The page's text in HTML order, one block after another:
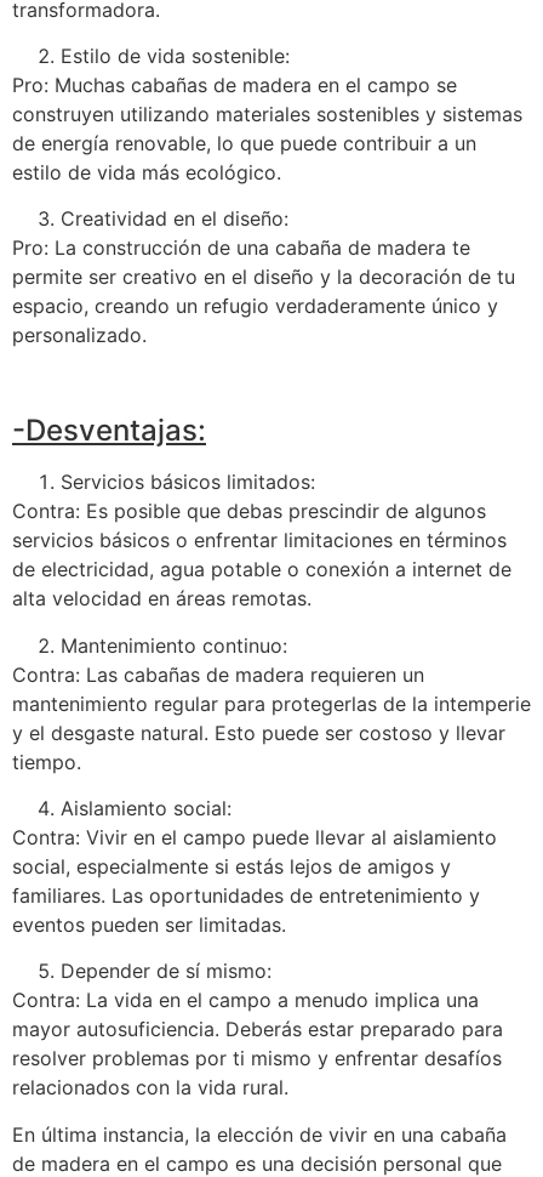
transformadora.
Estilo de vida sostenible:
Pro: Muchas cabañas de madera en el campo se
construyen utilizando materiales sostenibles y sistemas
de energía renovable, lo que puede contribuir a un
estilo de vida más ecológico.
Creatividad en el diseño:
Pro: La construcción de una cabaña de madera te
permite ser creativo en el diseño y la decoración de tu
espacio, creando un refugio verdaderamente único y
personalizado.
-Desventajas:
Servicios básicos limitados:
Contra: Es posible que debas prescindir de algunos
servicios básicos o enfrentar limitaciones en términos
de electricidad, agua potable o conexión a internet de
alta velocidad en áreas remotas.
Mantenimiento continuo:
Contra: Las cabañas de madera requieren un
mantenimiento regular para protegerlas de la intemperie
y el desgaste natural. Esto puede ser costoso y llevar
tiempo.
Aislamiento social:
Contra: Vivir en el campo puede llevar al aislamiento
social, especialmente si estás lejos de amigos y
familiares. Las oportunidades de entretenimiento y
eventos pueden ser limitadas.
Depender de sí mismo:
Contra: La vida en el campo a menudo implica una
mayor autosuficiencia. Deberás estar preparado para
resolver problemas por ti mismo y enfrentar desafíos
relacionados con la vida rural.
En última instancia, la elección de vivir en una cabaña
de madera en el campo es una decisión personal que